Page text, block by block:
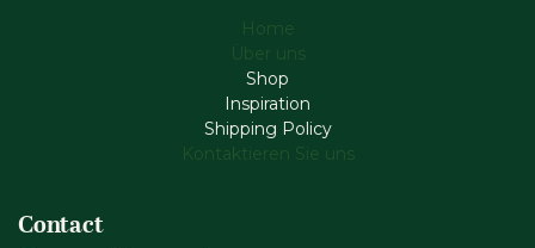
Home
Über uns
Shop
Inspiration
Shipping Policy
Kontaktieren Sie uns
Contact